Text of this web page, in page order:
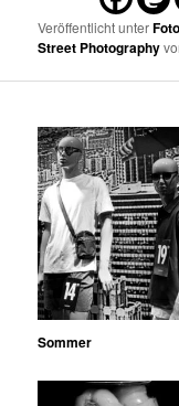
Veröffentlicht unter
Street Photography
Sommer